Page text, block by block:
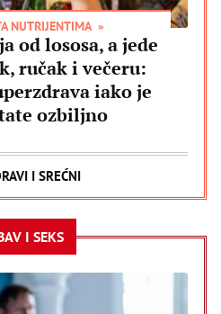
NUTRIJENTIMA
od lososa, a jede
ručak i večeru:
iako je
ozbiljno
I SREĆNI
I SEKS